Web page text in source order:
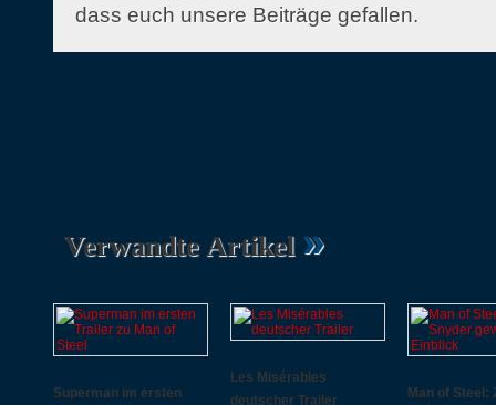
dass euch unsere Beiträge gefallen.
Verwandte Artikel »
Superman im ersten
Les Misérables
deutscher Trailer
Man of Steel: